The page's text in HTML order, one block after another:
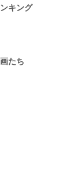
キング
たち